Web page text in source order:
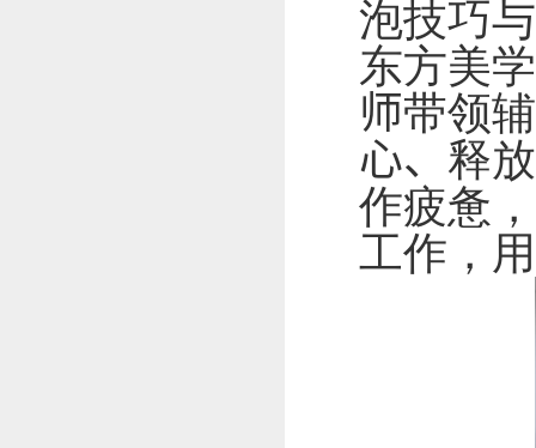
泡技巧
东方美
师带领
心、 释
作疲惫
工作，用